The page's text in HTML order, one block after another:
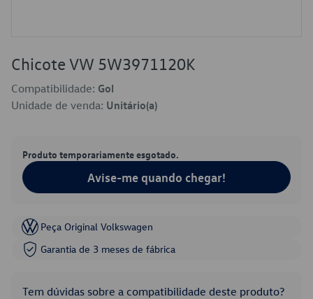
Chicote VW 5W3971120K
Compatibilidade: Gol
Unidade de venda: Unitário(a)
Produto temporariamente esgotado.
Avise-me quando chegar!
Peça Original Volkswagen
Garantia de 3 meses de fábrica
Tem dúvidas sobre a compatibilidade deste produto?